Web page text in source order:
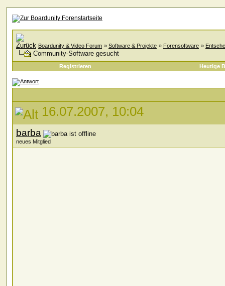
Boardunity & Video Forum » Software & Projekte » Forensoftware »
Community-Software gesucht
Registrieren Heutige
16.07.2007, 10:04
barba
neues Mitglied